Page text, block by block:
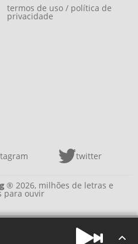
termos de uso / política de
privacidade
twitter
® 2026, milhões de letras e
para ouvir